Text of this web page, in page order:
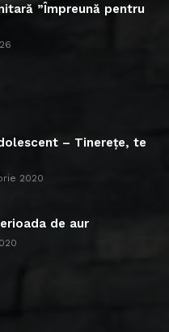
”Împreună pentru
– Tinerețe, te
2020
de aur